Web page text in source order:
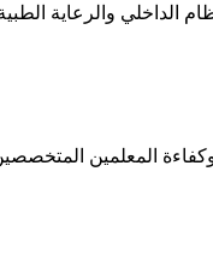
الداخلي والرعاية
المعلمين